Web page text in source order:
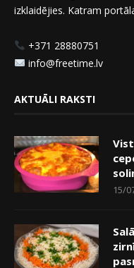
izklaidējies. Katram
+371 28880751
info@freetime.lv
AKTUĀLI RAKSTI
15/